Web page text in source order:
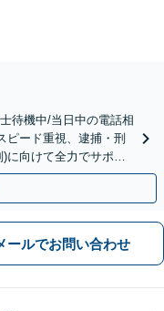
待機中/当日中の電話相
ピード重視、逮捕・刑
に向けて全力でサポー
ールでお問い合わせ